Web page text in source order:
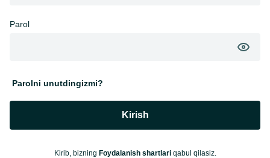
Parol
Parolni unutdingizmi?
Kirish
Kirib, bizning Foydalanish shartlariqabul qilasiz.